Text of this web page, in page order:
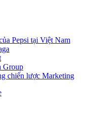
Pepsi tại Việt Nam
Group
chiến lược Marketing